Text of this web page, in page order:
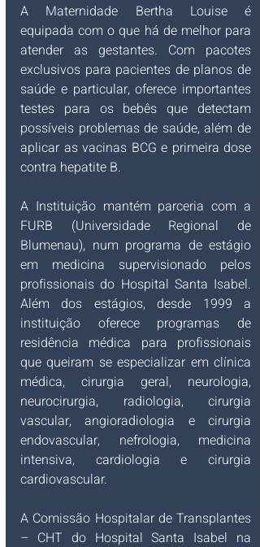
A Maternidade Bertha Louise é
equipada com o que há de melhor para
atender as gestantes. Com pacotes
exclusivos para pacientes de planos de
saúde e particular, oferece importantes
testes para os bebês que detectam
possíveis problemas de saúde, além de
aplicar as vacinas BCG e primeira dose
contra hepatite B.
A Instituição mantém parceria com a
FURB (Universidade Regional de
Blumenau), num programa de estágio
em medicina supervisionado pelos
profissionais do Hospital Santa Isabel.
Além dos estágios, desde 1999 a
instituição oferece programas de
residência médica para profissionais
que queiram se especializar em clínica
médica, cirurgia geral, neurologia,
neurocirurgia, radiologia, cirurgia
vascular, angioradiologia e cirurgia
endovascular, nefrologia, medicina
intensiva, cardiologia e cirurgia
cardiovascular.
A Comissão Hospitalar de Transplantes
– CHT do Hospital Santa Isabel na